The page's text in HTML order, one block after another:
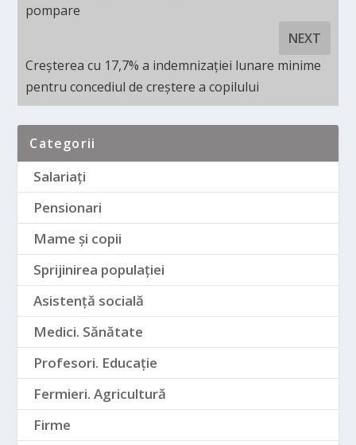
pompare
NEXT
Creșterea cu 17,7% a indemnizației lunare minime
pentru concediul de creștere a copilului
Categorii
Salariați
Pensionari
Mame și copii
Sprijinirea populației
Asistență socială
Medici. Sănătate
Profesori. Educație
Fermieri. Agricultură
Firme